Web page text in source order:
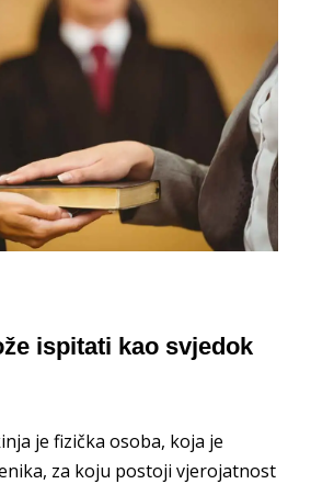
ispitati kao svjedok
je fizička osoba, koja je
za koju postoji vjerojatnost